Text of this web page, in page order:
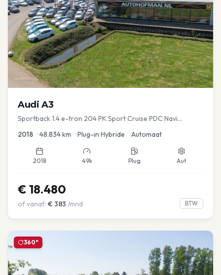
Audi A3
Sportback 1.4 e-tron 204 PK Sport Cruise PDC Navi
2018 •48.834km •Plug-in Hybride •Automaat
2018 49k Plug Aut
€ 18.480
of vanaf: € 383 /mnd BTW
360°